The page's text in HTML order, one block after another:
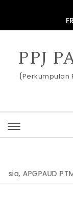
PPJ
{Perkumpulan
APGPAUD